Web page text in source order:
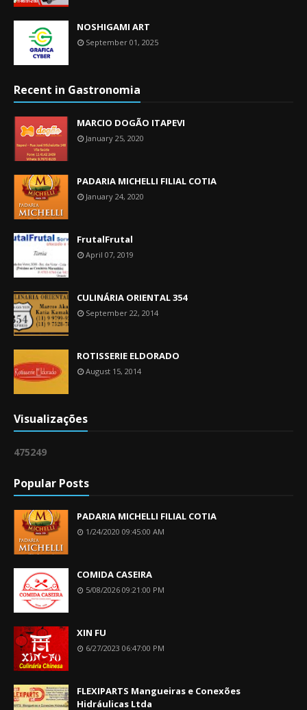
NOSHIGAMI ART
September 01, 2025
Recent in Gastronomia
MARCIO DOGÃO ITAPEVI
January 25, 2020
PADARIA MICHELLI FILIAL COTIA
January 24, 2020
FrutalFrutal
April 07, 2019
CULINÁRIA ORIENTAL 354
September 22, 2014
ROTISSERIE ELDORADO
August 15, 2014
Visualizações
475249
Popular Posts
PADARIA MICHELLI FILIAL COTIA
1/24/2020 09:45:00 AM
COMIDA CASEIRA
5/08/2026 09:21:00 PM
XIN FU
6/27/2023 06:47:00 PM
FLEXIPARTS Mangueiras e Conexões
Hidráulicas Ltda